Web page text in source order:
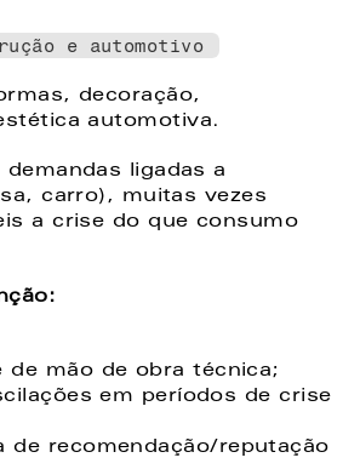
e automotivo
decoração,
automotiva.
demandas ligadas a
carro), muitas vezes
a crise do que consumo
de mão de obra técnica;
em períodos de crise
de recomendação/reputação